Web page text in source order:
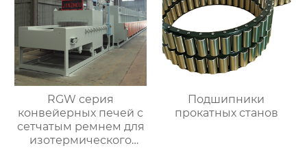
RGW серия
конвейерных печей с
сетчатым ремнем для
изотермического
Подшипники
прокатных станов